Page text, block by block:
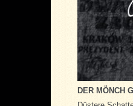
DER MÖNCH